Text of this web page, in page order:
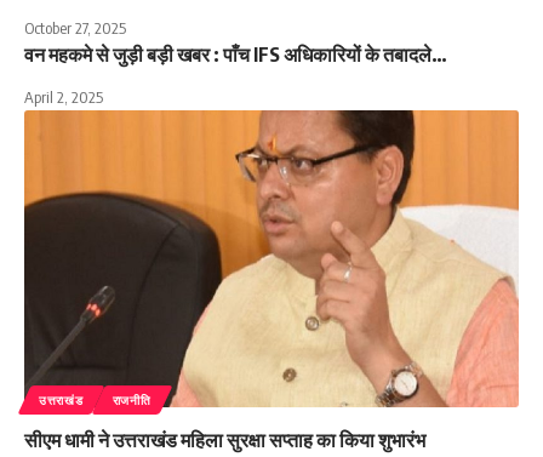
October 27, 2025
वन महकमे से जुड़ी बड़ी खबर : पाँच IFS अधिकारियों के तबादले…
April 2, 2025
उत्तराखंड राजनीति
सीएम धामी ने उत्तराखंड महिला सुरक्षा सप्ताह का किया शुभारंभ